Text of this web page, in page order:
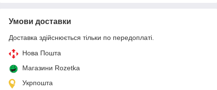
Умови доставки
Доставка здійснюється тільки по передоплаті.
Нова Пошта
Магазини Rozetka
Укрпошта